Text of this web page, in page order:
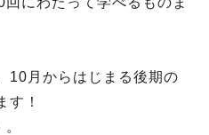
10月からはじまる後期の
す！